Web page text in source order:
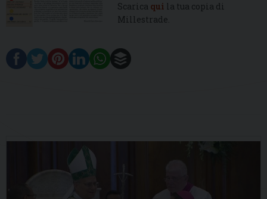
Scarica qui la tua copia di
Millestrade.